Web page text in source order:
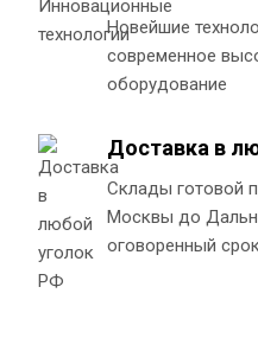
Новейшие
современное
оборудование
Доставка в
Склады готовой
Москвы до
оговоренный